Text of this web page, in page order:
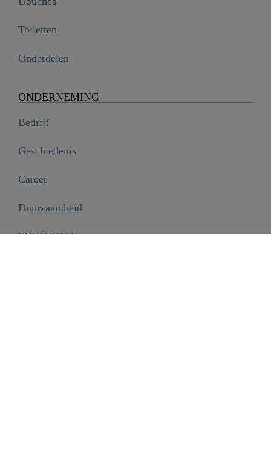
€ 49,99
Toiletten
Onderdelen
ONDERNEMING
Bedrijf
Geschiedenis
Career
Duurzaamheid
SCHÜTTE Group